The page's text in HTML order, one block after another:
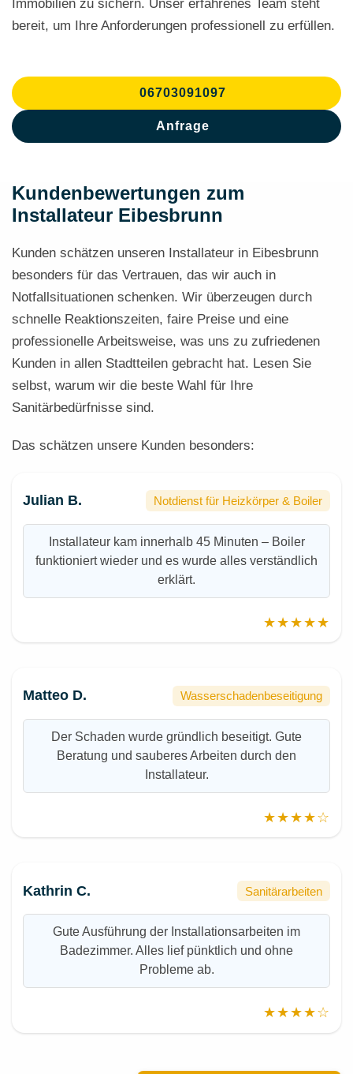
Immobilien zu sichern. Unser erfahrenes Team steht
bereit, um Ihre Anforderungen professionell zu erfüllen.
06703091097
Anfrage
Kundenbewertungen zum
Installateur Eibesbrunn
Kunden schätzen unseren Installateur in Eibesbrunn
besonders für das Vertrauen, das wir auch in
Notfallsituationen schenken. Wir überzeugen durch
schnelle Reaktionszeiten, faire Preise und eine
professionelle Arbeitsweise, was uns zu zufriedenen
Kunden in allen Stadtteilen gebracht hat. Lesen Sie
selbst, warum wir die beste Wahl für Ihre
Sanitärbedürfnisse sind.
Das schätzen unsere Kunden besonders:
Julian B. Notdienst für Heizkörper & Boiler
Installateur kam innerhalb 45 Minuten – Boiler
funktioniert wieder und es wurde alles verständlich
erklärt.
★★★★★
Matteo D. Wasserschadenbeseitigung
Der Schaden wurde gründlich beseitigt. Gute
Beratung und sauberes Arbeiten durch den
Installateur.
★★★★☆
Kathrin C. Sanitärarbeiten
Gute Ausführung der Installationsarbeiten im
Badezimmer. Alles lief pünktlich und ohne
Probleme ab.
★★★★☆